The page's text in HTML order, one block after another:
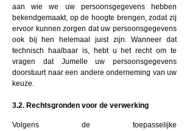
aan wie we uw persoonsgegevens hebben
bekendgemaakt, op de hoogte brengen, zodat zij
ervoor kunnen zorgen dat uw persoonsgegevens
ook bij hen helemaal juist zijn. Wanneer dat
technisch haalbaar is, hebt u het recht om te
vragen dat Jumelle uw persoonsgegevens
doorstuurt naar een andere onderneming van uw
keuze.
3.2. Rechtsgronden voor de verwerking
Volgens de toepasselijke